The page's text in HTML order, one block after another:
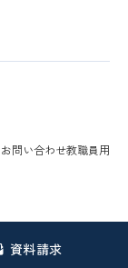
資料請求
お問い合わせ教職員用